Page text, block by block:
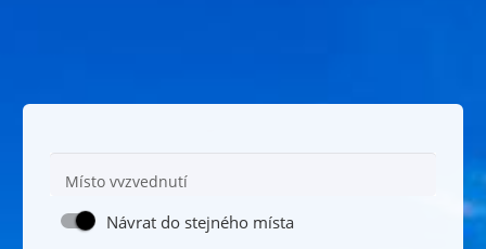
Místo vyzvednutí
Návrat do stejného místa